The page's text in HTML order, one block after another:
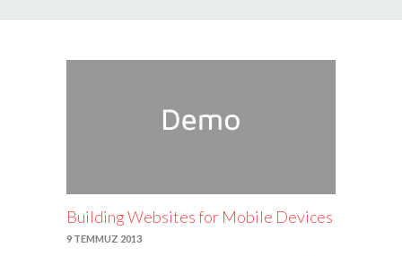
Building Websites for Mobile Devices
9 TEMMUZ 2013